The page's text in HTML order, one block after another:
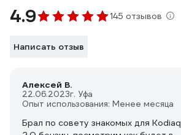
4.9 145 отзывов
Написать отзыв
Алексей В.
22.06.2023г. Уфа
Опыт использования: Менее месяца
Брал по совету знакомых для Kodiaq